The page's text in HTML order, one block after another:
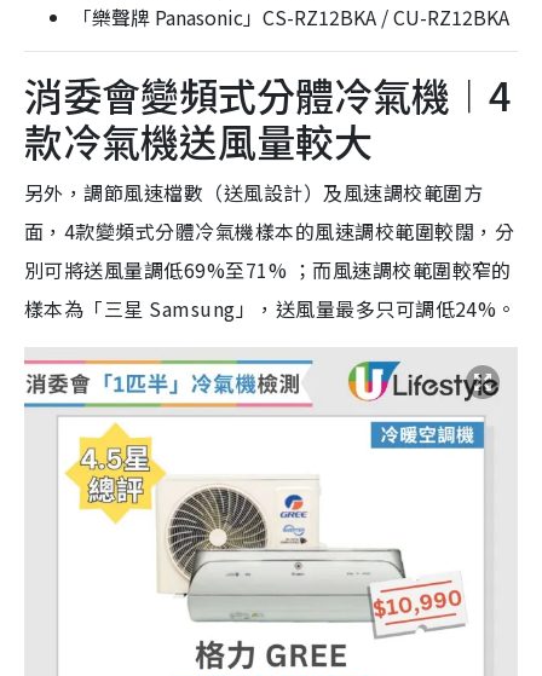
「樂聲牌 Panasonic」CS-RZ12BKA / CU-RZ12BKA
消委會變頻式分體冷氣機︱4
款冷氣機送風量較大
另外，調節風速檔數（送風設計）及風速調校範圍方
面，4款變頻式分體冷氣機樣本的風速調校範圍較闊，分
別可將送風量調低69%至71% ；而風速調校範圍較窄的
樣本為「三星 Samsung」，送風量最多只可調低24%。